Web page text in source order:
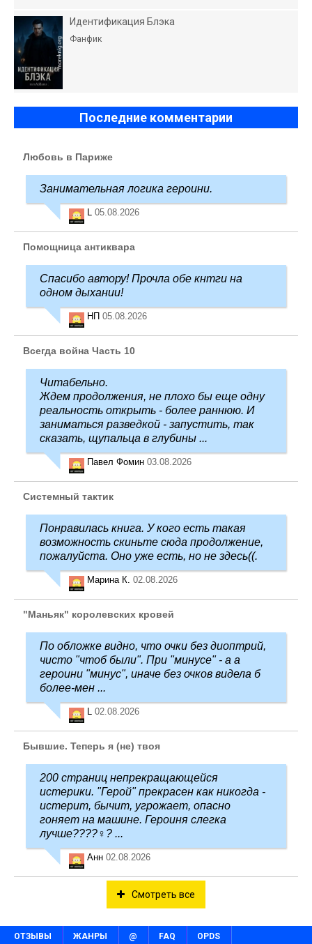
Идентификация Блэка
Фанфик
Последние комментарии
Любовь в Париже
Занимательная логика героини.
L 05.08.2026
Помощница антиквара
Спасибо автору! Прочла обе кнтги на
одном дыхании!
НП 05.08.2026
Всегда война Часть 10
Читабельно.
Ждем продолжения, не плохо бы еще одну
реальность открыть - более раннюю. И
заниматься разведкой - запустить, так
сказать, щупальца в глубины ...
Павел Фомин 03.08.2026
Системный тактик
Понравилась книга. У кого есть такая
возможность скиньте сюда продолжение,
пожалуйста. Оно уже есть, но не здесь((.
Марина К. 02.08.2026
"Маньяк" королевских кровей
По обложке видно, что очки без диоптрий,
чисто "чтоб были". При "минусе" - а а
героини "минус", иначе без очков видела б
более-мен ...
L 02.08.2026
Бывшие. Теперь я (не) твоя
200 страниц непрекращающейся
истерики. "Герой" прекрасен как никогда -
истерит, бычит, угрожает, опасно
гоняет на машине. Героиня слегка
лучше????‍♀️? ...
Анн 02.08.2026
Смотреть все
ОТЗЫВЫ ЖАНРЫ @ FAQ OPDS